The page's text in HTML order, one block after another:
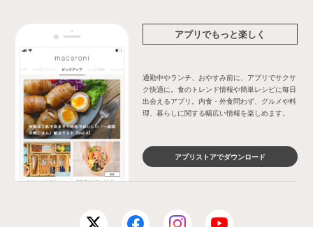
アプリでもっと楽しく
通勤中やランチ、おやすみ前に、アプリでサクサ
ク快適に。食のトレンド情報や簡単レシピに毎日
出会えるアプリ。内食・外食問わず、グルメや料
理、暮らしに関する幅広い情報を楽しめます。
アプリストアでダウンロード